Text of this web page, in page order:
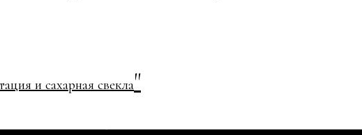
и сахарная свекла"